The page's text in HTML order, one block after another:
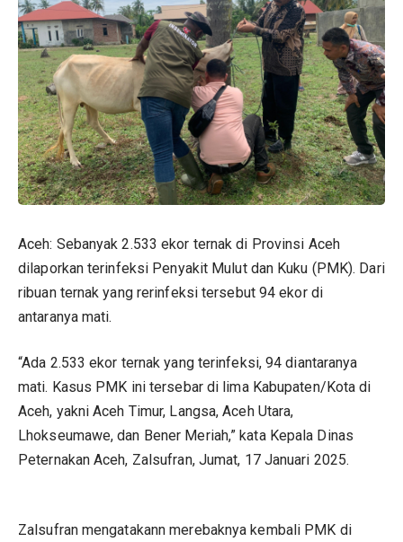
Aceh: Sebanyak 2.533 ekor ternak di Provinsi Aceh
dilaporkan terinfeksi Penyakit Mulut dan Kuku (PMK). Dari
ribuan ternak yang rerinfeksi tersebut 94 ekor di
antaranya mati.
“Ada 2.533 ekor ternak yang terinfeksi, 94 diantaranya
mati. Kasus PMK ini tersebar di lima Kabupaten/Kota di
Aceh, yakni Aceh Timur, Langsa, Aceh Utara,
Lhokseumawe, dan Bener Meriah,” kata Kepala Dinas
Peternakan Aceh, Zalsufran, Jumat, 17 Januari 2025.
Zalsufran mengatakann merebaknya kembali PMK di